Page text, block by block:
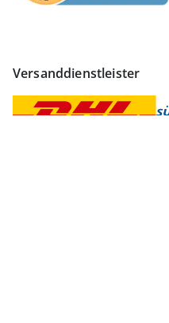
Versanddienstleister